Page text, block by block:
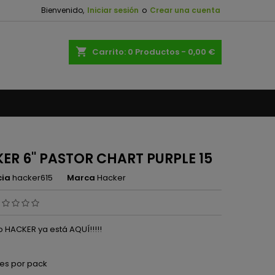
Bienvenido, Iniciar sesión o Crear una cuenta
shopping_cart Carrito: 0 Productos - 0,00 €
6'' PASTOR CHART PURPLE 15
hacker615 Marca Hacker
HACKER ya está AQUÍ!!!!!
por pack